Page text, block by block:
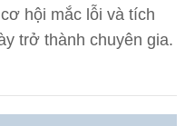
hội mắc lỗi và tích
trở thành chuyên gia.